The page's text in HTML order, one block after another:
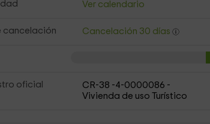
Ver calendario
cancelación Cancelación 30 días
oficial
CR-38 -4-0000086 -
Vivienda de uso Turístico